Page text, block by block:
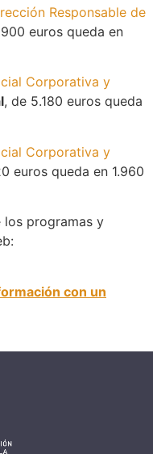
Responsable de
euros queda en
Corporativa y
, de 5.180 euros queda
Corporativa y
euros queda en 1.960
los programas y
con un